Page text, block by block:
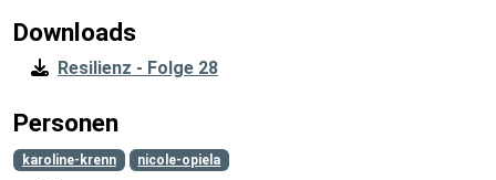
Downloads
Resilienz - Folge 28
Personen
karoline-krenn nicole-opiela